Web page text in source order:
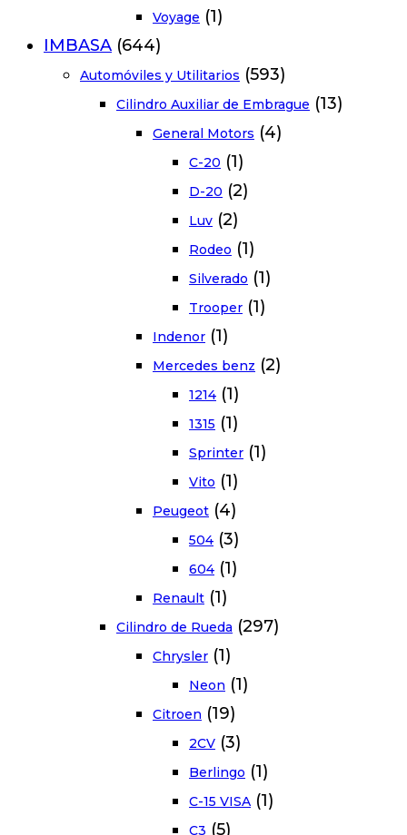
Voyage (1)
IMBASA (644)
Automóviles y Utilitarios (593)
Cilindro Auxiliar de Embrague (13)
General Motors (4)
C-20 (1)
D-20 (2)
Luv (2)
Rodeo (1)
Silverado (1)
Trooper (1)
Indenor (1)
Mercedes benz (2)
1214 (1)
1315 (1)
Sprinter (1)
Vito (1)
Peugeot (4)
504 (3)
604 (1)
Renault (1)
Cilindro de Rueda (297)
Chrysler (1)
Neon (1)
Citroen (19)
2CV (3)
Berlingo (1)
C-15 VISA (1)
C3 (5)